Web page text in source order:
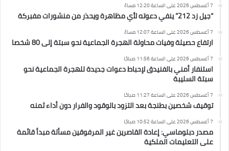
7 أغسطس 2026 على الساعة 12:20 مساءً
“جيل زد 212” ينفي دعوته لأي مظاهرة ويحذر من منشورات مفبركة
7 أغسطس 2026 على الساعة 12:07 مساءً
ارتفاع حصيلة وفيات محاولة الهجرة الجماعية نحو سبتة إلى 80 شخصا
7 أغسطس 2026 على الساعة 11:56 صباحًا
استنفار أمني بالفنيدق لإحباط دعوات جديدة للهجرة الجماعية نحو
سبتة السليبة
7 أغسطس 2026 على الساعة 11:27 صباحًا
توقيف شخصين بطنجة بعد التزود بالوقود والفرار دون أداء ثمنه
7 أغسطس 2026 على الساعة 10:52 صباحًا
مصدر دبلوماسي: إعادة القاصرين غير المرفوقين مسألة مبدأ قائمة
على التعليمات الملكية